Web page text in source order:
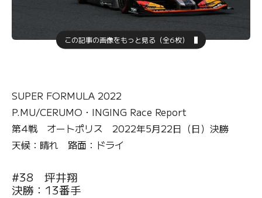
この記事の画像をもっと見る（全6枚）
SUPER FORMULA 2022
P.MU/CERUMO・INGING Race Report
第4戦 オートポリス 2022年5月22日（日）決勝
天候：晴れ 路面：ドライ
#38 坪井翔
決勝：13番手